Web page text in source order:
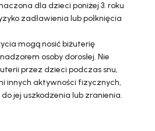
dla dzieci poniżej 3. roku
zadławienia lub połknięcia
mogą nosić biżuterię
osoby dorosłej. Nie
przez dzieci podczas snu,
innych aktywności fizycznych,
jej uszkodzenia lub zranienia.